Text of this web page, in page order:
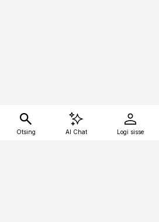
Otsing AI Chat Logi sisse